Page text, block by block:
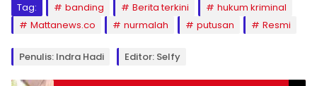
Tag: banding Berita terkini
hukum kriminal
Mattanews.co
nurmalah putusan Resmi
Penulis: Indra Hadi Editor: Selfy